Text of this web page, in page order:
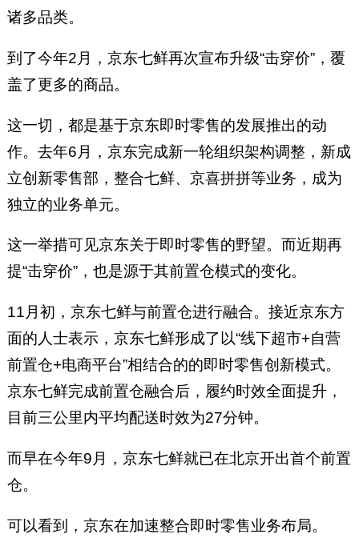
诸多品类‌。
到了今年2月，京东七鲜再次宣布升级“击穿价”，覆
盖了更多的商品。
这一切，都是基于京东即时零售的发展推出的动
作。去年6月，京东完成新一轮组织架构调整，新成
立创新零售部，整合七鲜、京喜拼拼等业务，成为
独立的业务单元。
这一举措可见京东关于即时零售的野望。而近期再
提“击穿价”，也是源于其前置仓模式的变化。
11月初，京东七鲜与前置仓进行融合。接近京东方
面的人士表示，京东七鲜形成了以“线下超市+自营
前置仓+电商平台”相结合的的即时零售创新模式。
京东七鲜完成前置仓融合后，履约时效全面提升，
目前三公里内平均配送时效为27分钟。
而早在今年9月，京东七鲜就已在北京开出首个前置
仓。
可以看到，京东在加速整合即时零售业务布局。